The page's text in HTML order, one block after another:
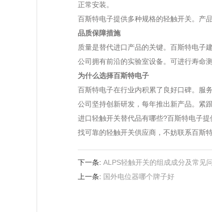
正常安装。
百斯特电子提供多种规格的轻触开关。产
品质保障措施
质量是替代进口产品的关键。百斯特电子
公司拥有前沿的实验室设备。可进行寿命
为什么选择百斯特电子
百斯特电子在行业内积累了良好口碑。服
公司坚持创新研发，每年推出新产品。紧
进口轻触开关替代品有哪些?百斯特电子
找可靠的轻触开关供应商，不妨联系百斯
下一条: ALPS轻触开关的组成成分及常见
上一条: 国外电位器哪个牌子好